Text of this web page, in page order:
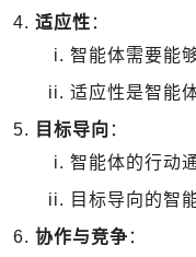
适应性 ：
智能体需要能
适应性是智能
目标导向 ：
智能体的行动
目标导向的智
协作与竞争 ：